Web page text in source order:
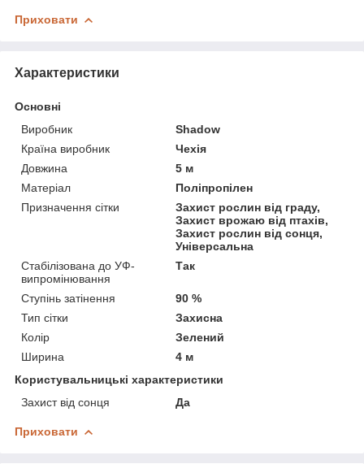
Приховати
Характеристики
Основні
Виробник
Shadow
Країна виробник
Чехія
Довжина
5 м
Матеріал
Поліпропілен
Призначення сітки
Захист рослин від граду,
Захист врожаю від птахів,
Захист рослин від сонця,
Універсальна
Стабілізована до УФ-
випромінювання
Так
Ступінь затінення
90 %
Тип сітки
Захисна
Колір
Зелений
Ширина
4 м
Користувальницькі характеристики
Захист від сонця
Да
Приховати